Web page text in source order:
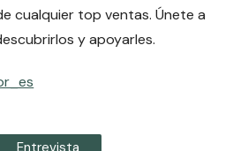
cualquier top ventas. Únete a
y apoyarles.
Entrevista